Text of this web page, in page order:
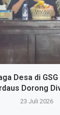
Desa di
Dorong
23 Juli 2026